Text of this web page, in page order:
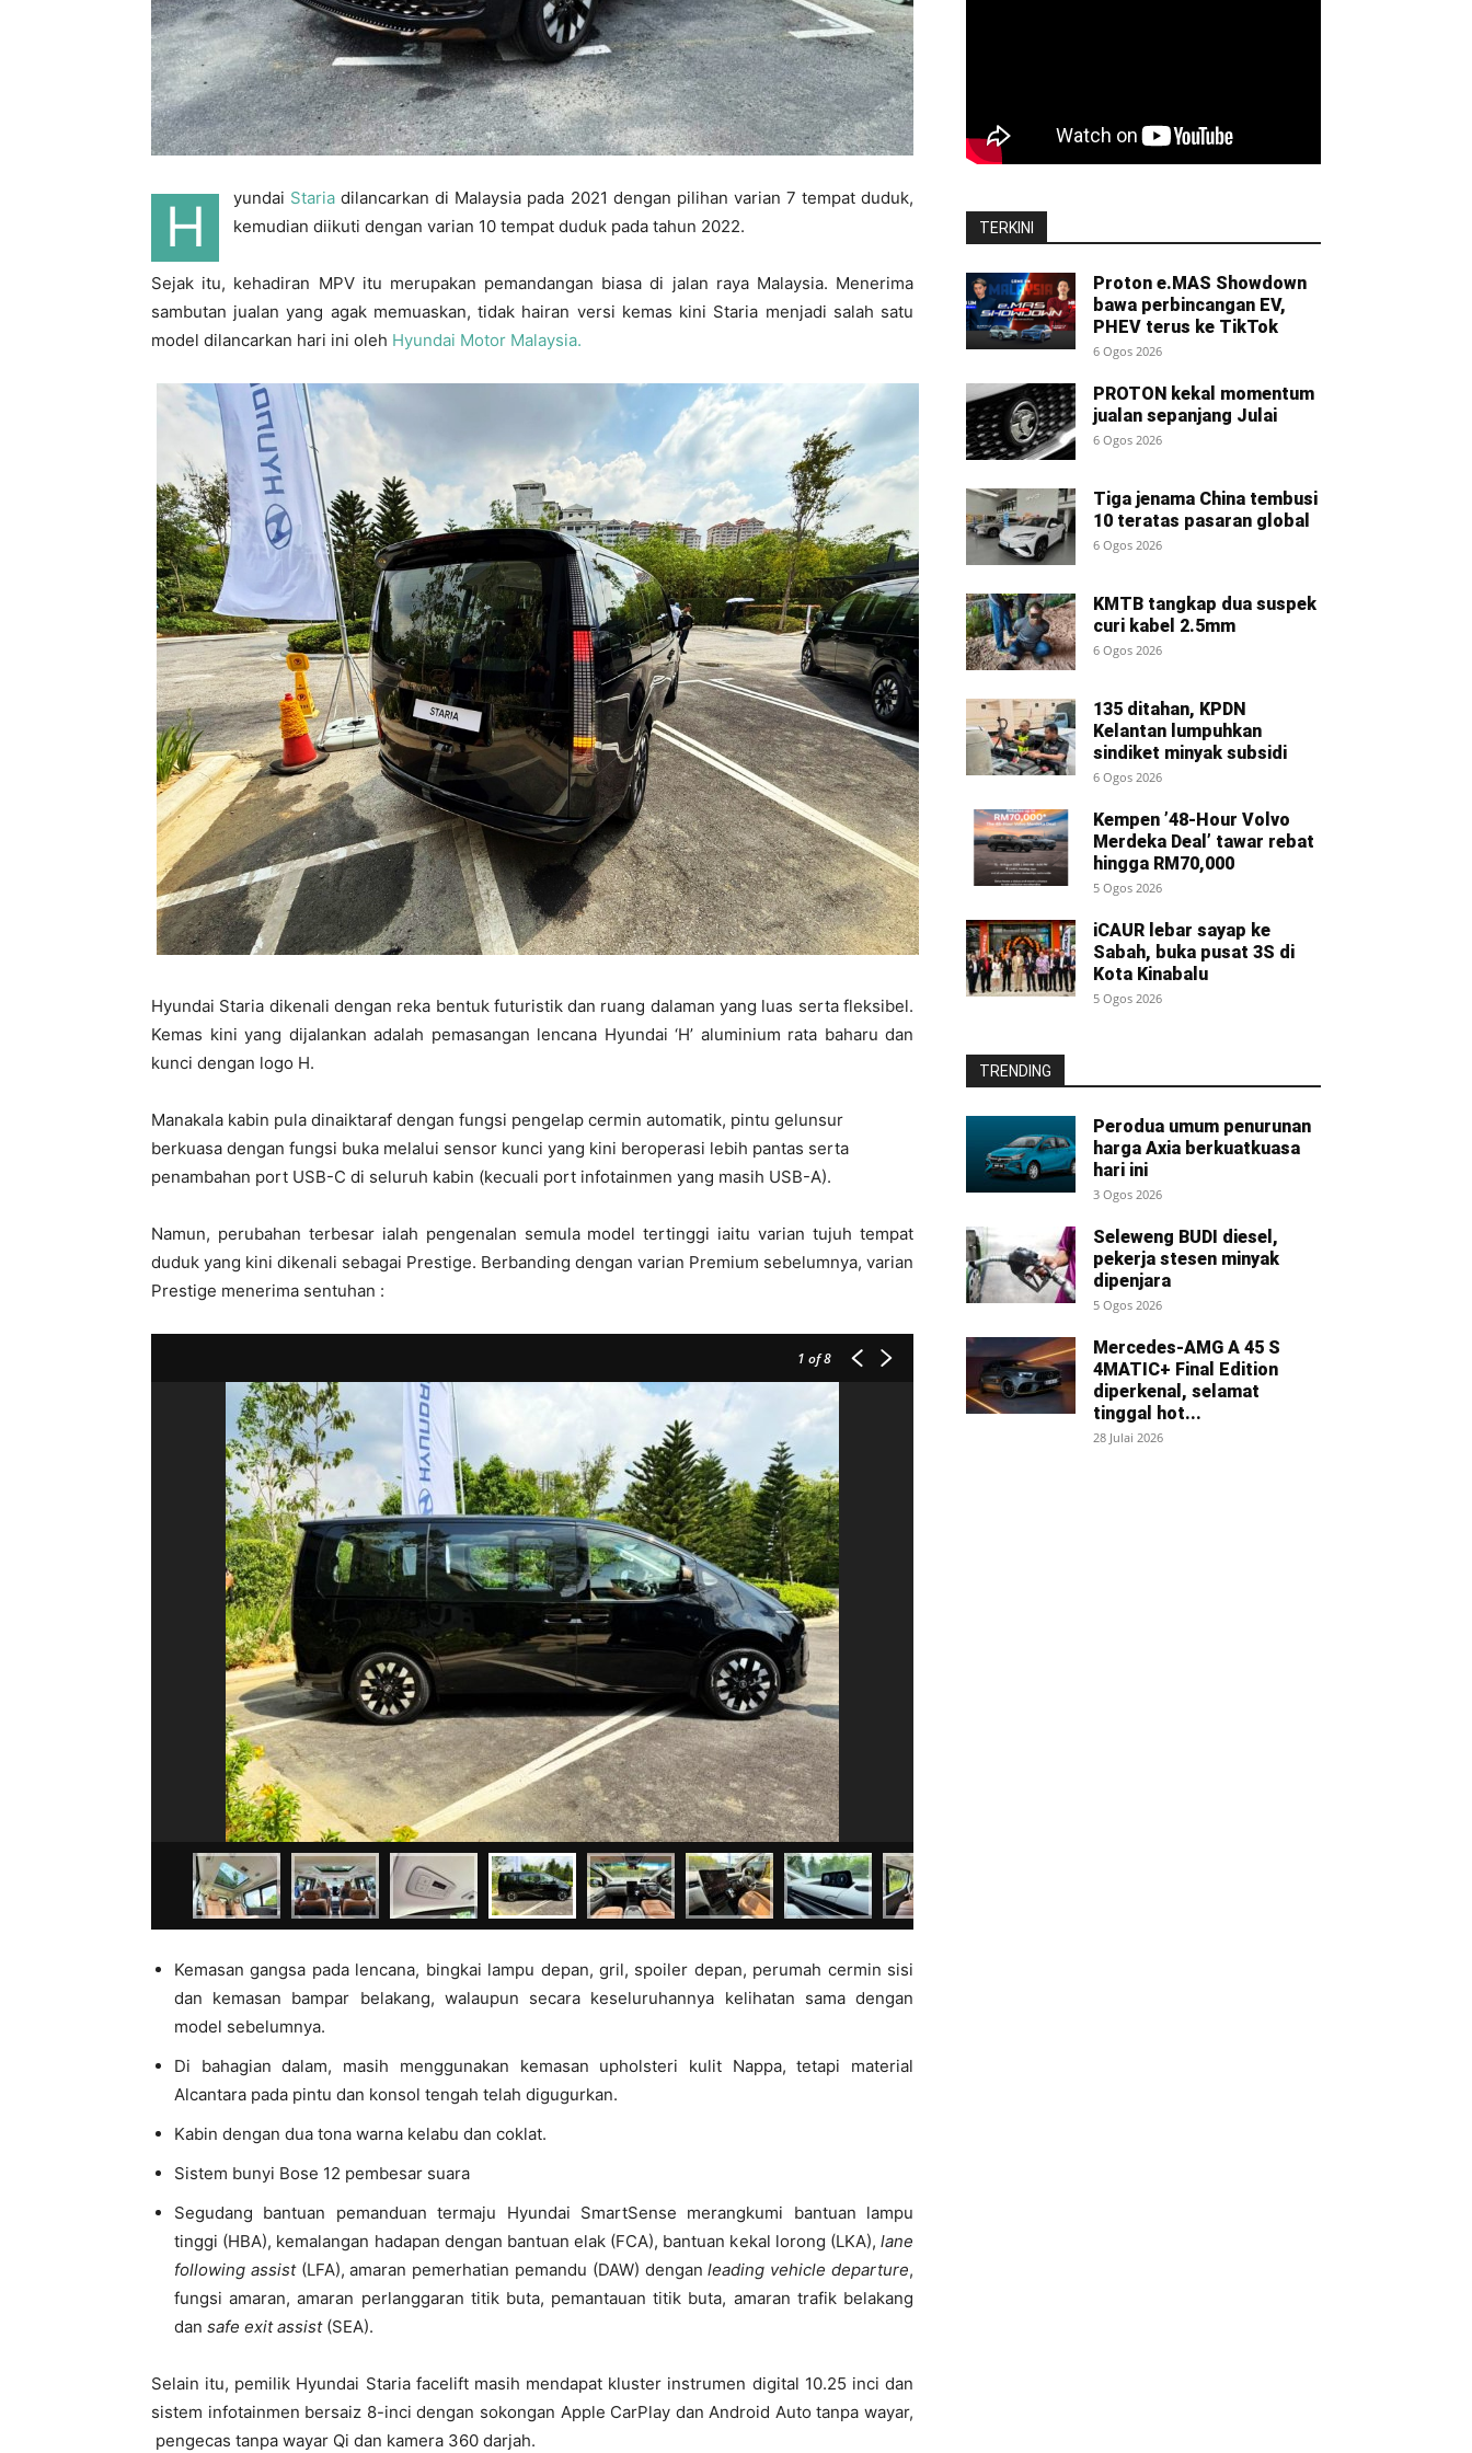
H yundai Staria dilancarkan di Malaysia pada 2021 dengan pilihan varian 7 tempat duduk,
kemudian diikuti dengan varian 10 tempat duduk pada tahun 2022.
Sejak itu, kehadiran MPV itu merupakan pemandangan biasa di jalan raya Malaysia. Menerima
sambutan jualan yang agak memuaskan, tidak hairan versi kemas kini Staria menjadi salah satu
model dilancarkan hari ini oleh Hyundai Motor Malaysia.
Hyundai Staria dikenali dengan reka bentuk futuristik dan ruang dalaman yang luas serta fleksibel.
Kemas kini yang dijalankan adalah pemasangan lencana Hyundai ‘H’ aluminium rata baharu dan
kunci dengan logo H.
Manakala kabin pula dinaiktaraf dengan fungsi pengelap cermin automatik, pintu gelunsur
berkuasa dengan fungsi buka melalui sensor kunci yang kini beroperasi lebih pantas serta
penambahan port USB-C di seluruh kabin (kecuali port infotainmen yang masih USB-A).
Namun, perubahan terbesar ialah pengenalan semula model tertinggi iaitu varian tujuh tempat
duduk yang kini dikenali sebagai Prestige. Berbanding dengan varian Premium sebelumnya, varian
Prestige menerima sentuhan :
1 of 8
Kemasan gangsa pada lencana, bingkai lampu depan, gril, spoiler depan, perumah cermin sisi
dan kemasan bampar belakang, walaupun secara keseluruhannya kelihatan sama dengan
model sebelumnya.
Di bahagian dalam, masih menggunakan kemasan upholsteri kulit Nappa, tetapi material
Alcantara pada pintu dan konsol tengah telah digugurkan.
Kabin dengan dua tona warna kelabu dan coklat.
Sistem bunyi Bose 12 pembesar suara
Segudang bantuan pemanduan termaju Hyundai SmartSense merangkumi bantuan lampu
tinggi (HBA), kemalangan hadapan dengan bantuan elak (FCA), bantuan kekal lorong (LKA), lane
following assist(LFA), amaran pemerhatian pemandu (DAW) denganleading vehicle departure,
fungsi amaran, amaran perlanggaran titik buta, pemantauan titik buta, amaran trafik belakang
dan safe exit assist(SEA).
Selain itu, pemilik Hyundai Staria facelift masih mendapat kluster instrumen digital 10.25 inci dan
sistem infotainmen bersaiz 8-inci dengan sokongan Apple CarPlay dan Android Auto tanpa wayar,
pengecas tanpa wayar Qi dan kamera 360 darjah.
TERKINI
Proton e.MAS Showdown
bawa perbincangan EV,
PHEV terus ke TikTok
6 Ogos 2026
PROTON kekal momentum
jualan sepanjang Julai
6 Ogos 2026
Tiga jenama China tembusi
10 teratas pasaran global
6 Ogos 2026
KMTB tangkap dua suspek
curi kabel 2.5mm
6 Ogos 2026
135 ditahan, KPDN
Kelantan lumpuhkan
sindiket minyak subsidi
6 Ogos 2026
Kempen ’48-Hour Volvo
Merdeka Deal’ tawar rebat
hingga RM70,000
5 Ogos 2026
iCAUR lebar sayap ke
Sabah, buka pusat 3S di
Kota Kinabalu
5 Ogos 2026
TRENDING
Perodua umum penurunan
harga Axia berkuatkuasa
hari ini
3 Ogos 2026
Seleweng BUDI diesel,
pekerja stesen minyak
dipenjara
5 Ogos 2026
Mercedes-AMG A 45 S
4MATIC+ Final Edition
diperkenal, selamat
tinggal hot...
28 Julai 2026